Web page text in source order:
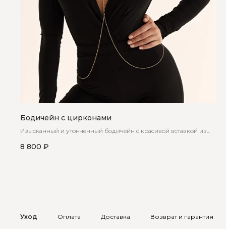
Бодичейн с цирконами
Изысканный и утонченный бодичейн с красивой вставкой из
8 800 ₽
Уход Оплата Доставка Возврат и гарантия